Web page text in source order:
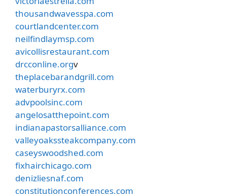
thousandwavesspa.com
courtlandcenter.com
neilfindlaymsp.com
avicollisrestaurant.com
drcconline.orgv
theplacebarandgrill.com
waterburyrx.com
advpoolsinc.com
angelosatthepoint.com
indianapastorsalliance.com
valleyoakssteakcompany.com
caseyswoodshed.com
fixhairchicago.com
denizliesnaf.com
constitutionconferences.com